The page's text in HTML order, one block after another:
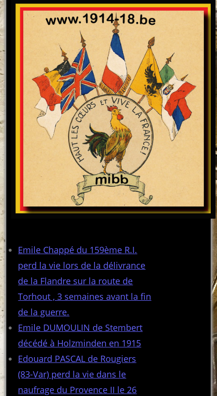
Emile Chappé du 159ème R.I.
perd la vie lors de la délivrance
de la Flandre sur la route de
Torhout , 3 semaines avant la fin
de la guerre.
Emile DUMOULIN de Stembert
décédé à Holzminden en 1915
Edouard PASCAL de Rougiers
(83-Var) perd la vie dans le
naufrage du Provence II le 26